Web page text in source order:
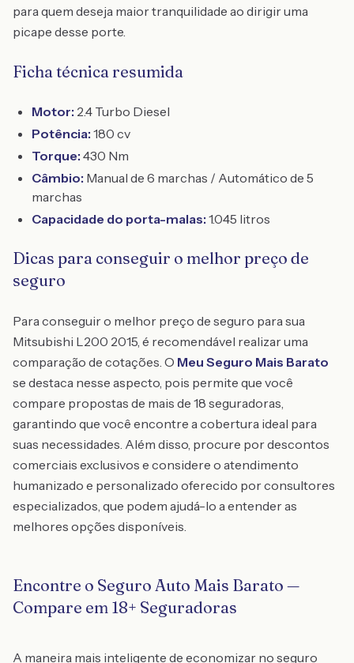
para quem deseja maior tranquilidade ao dirigir uma
picape desse porte.
Ficha técnica resumida
Motor: 2.4 Turbo Diesel
Potência: 180 cv
Torque: 430 Nm
Câmbio: Manual de 6 marchas / Automático de 5
marchas
Capacidade do porta-malas: 1.045 litros
Dicas para conseguir o melhor preço de
seguro
Para conseguir o melhor preço de seguro para sua
Mitsubishi L200 2015, é recomendável realizar uma
comparação de cotações. O Meu Seguro Mais Barato
se destaca nesse aspecto, pois permite que você
compare propostas de mais de 18 seguradoras,
garantindo que você encontre a cobertura ideal para
suas necessidades. Além disso, procure por descontos
comerciais exclusivos e considere o atendimento
humanizado e personalizado oferecido por consultores
especializados, que podem ajudá-lo a entender as
melhores opções disponíveis.
Encontre o Seguro Auto Mais Barato —
Compare em 18+ Seguradoras
A maneira mais inteligente de economizar no seguro